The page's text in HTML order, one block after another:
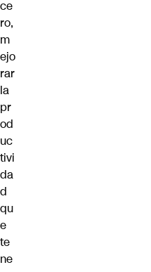
ce
ro,
m
ejo
rar
la
pr
od
uc
tivi
da
d
qu
e
te
ne